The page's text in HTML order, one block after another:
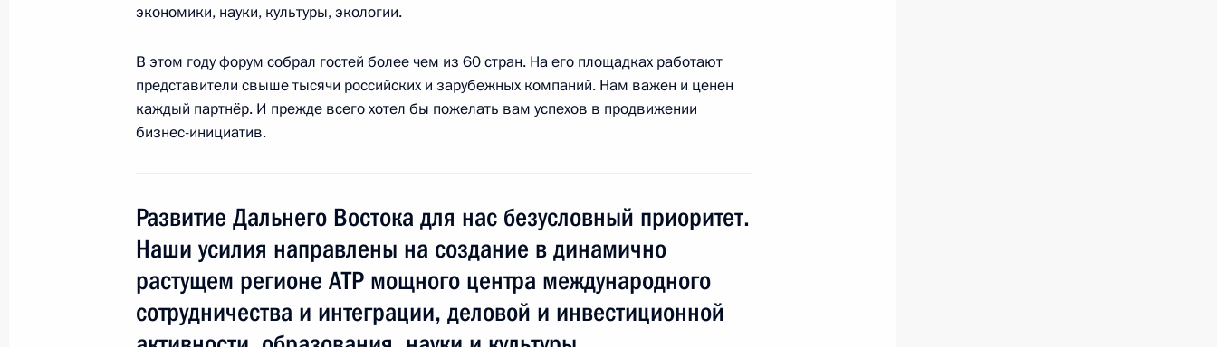
Обращение Президента к гражданам России
29 августа 2018 года, 12:00
Заявление Владимира Путина по итогам Пятого каспийского
саммита
12 августа 2018 года, 14:00 Актау
1 4м
экономики, науки, культуры, экологии.
В этом году форум собрал гостей более чем из 60 стран. На его площадках работают
представители свыше тысячи российских и зарубежных компаний. Нам важен и ценен
каждый партнёр. И прежде всего хотел бы пожелать вам успехов в продвижении
бизнес-инициатив.
Развитие Дальнего Востока для нас безусловный приоритет.
Наши усилия направлены на создание в динамично
растущем регионе АТР мощного центра международного
сотрудничества и интеграции, деловой и инвестиционной